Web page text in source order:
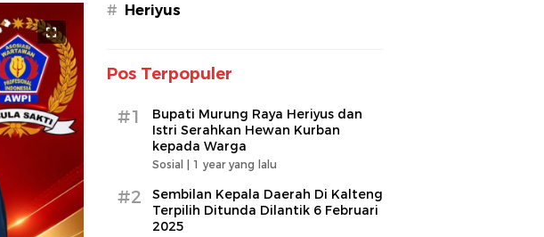
# Heriyus
Pos Terpopuler
#1
Bupati Murung Raya Heriyus dan
Istri Serahkan Hewan Kurban
kepada Warga
Sosial | 1 year yang lalu
#2
Sembilan Kepala Daerah Di Kalteng
Terpilih Ditunda Dilantik 6 Februari
2025